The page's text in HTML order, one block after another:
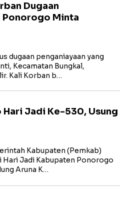
Dugaan
Ponorogo Minta
dugaan penganiayaan yang
Kecamatan Bungkal,
Kali Korban b…
Jadi Ke-530, Usung
Kabupaten (Pemkab)
Jadi Kabupaten Ponorogo
Aruna K…